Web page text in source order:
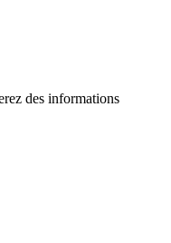
des informations